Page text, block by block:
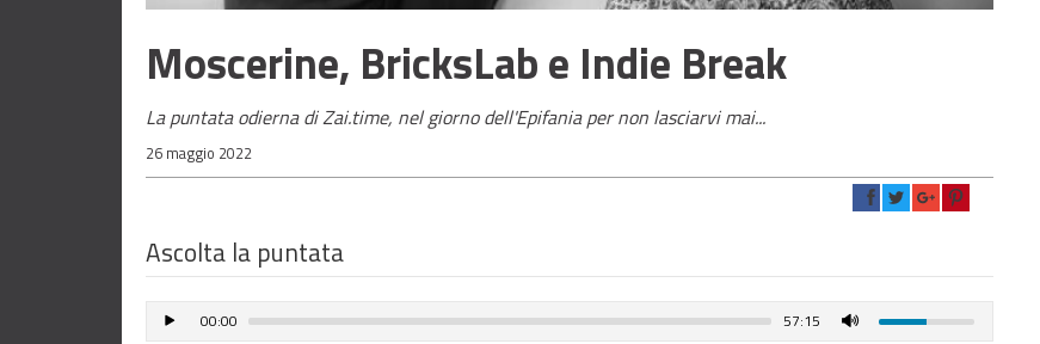
Moscerine, BricksLab e Indie Break
La puntata odierna di Zai.time, nel giorno dell'Epifania per non lasciarvi mai...
26 maggio 2022
Ascolta la puntata
00:00 57:15